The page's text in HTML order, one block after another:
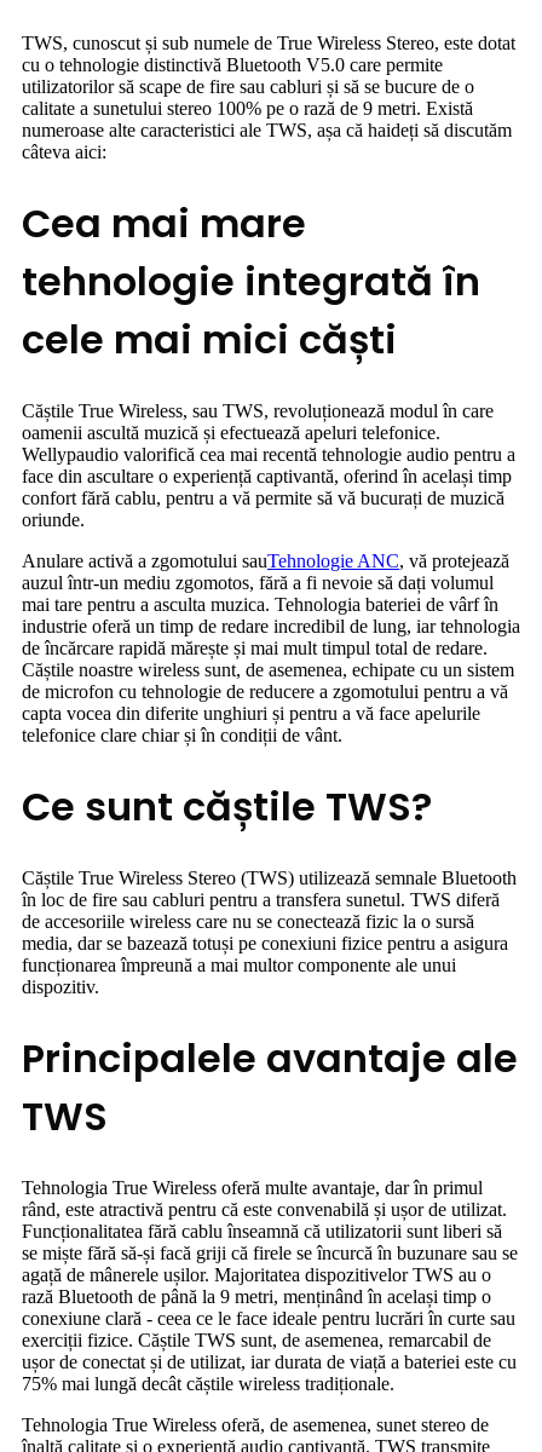
TWS, cunoscut și sub numele de True Wireless Stereo, este dotat
cu o tehnologie distinctivă Bluetooth V5.0 care permite
utilizatorilor să scape de fire sau cabluri și să se bucure de o
calitate a sunetului stereo 100% pe o rază de 9 metri. Există
numeroase alte caracteristici ale TWS, așa că haideți să discutăm
câteva aici:
Cea mai mare
tehnologie integrată în
cele mai mici căști
Căștile True Wireless, sau TWS, revoluționează modul în care
oamenii ascultă muzică și efectuează apeluri telefonice.
Wellypaudio valorifică cea mai recentă tehnologie audio pentru a
face din ascultare o experiență captivantă, oferind în același timp
confort fără cablu, pentru a vă permite să vă bucurați de muzică
oriunde.
Anulare activă a zgomotului sauTehnologie ANC, vă protejează
auzul într-un mediu zgomotos, fără a fi nevoie să dați volumul
mai tare pentru a asculta muzica. Tehnologia bateriei de vârf în
industrie oferă un timp de redare incredibil de lung, iar tehnologia
de încărcare rapidă mărește și mai mult timpul total de redare.
Căștile noastre wireless sunt, de asemenea, echipate cu un sistem
de microfon cu tehnologie de reducere a zgomotului pentru a vă
capta vocea din diferite unghiuri și pentru a vă face apelurile
telefonice clare chiar și în condiții de vânt.
Ce sunt căștile TWS?
Căștile True Wireless Stereo (TWS) utilizează semnale Bluetooth
în loc de fire sau cabluri pentru a transfera sunetul. TWS diferă
de accesoriile wireless care nu se conectează fizic la o sursă
media, dar se bazează totuși pe conexiuni fizice pentru a asigura
funcționarea împreună a mai multor componente ale unui
dispozitiv.
Principalele avantaje ale
TWS
Tehnologia True Wireless oferă multe avantaje, dar în primul
rând, este atractivă pentru că este convenabilă și ușor de utilizat.
Funcționalitatea fără cablu înseamnă că utilizatorii sunt liberi să
se miște fără să-și facă griji că firele se încurcă în buzunare sau se
agață de mânerele ușilor. Majoritatea dispozitivelor TWS au o
rază Bluetooth de până la 9 metri, menținând în același timp o
conexiune clară - ceea ce le face ideale pentru lucrări în curte sau
exerciții fizice. Căștile TWS sunt, de asemenea, remarcabil de
ușor de conectat și de utilizat, iar durata de viață a bateriei este cu
75% mai lungă decât căștile wireless tradiționale.
Tehnologia True Wireless oferă, de asemenea, sunet stereo de
înaltă calitate și o experiență audio captivantă. TWS transmite